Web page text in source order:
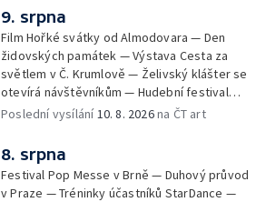
9. srpna
Film Hořké svátky od Almodovara — Den
židovských památek — Výstava Cesta za
světlem v Č. Krumlově — Želivský klášter se
otevírá návštěvníkům — Hudební festival
Vyrij u Kyjeva — Fat Dog na Pop Messe
Poslední vysílání10. 8. 2026na ČT art
8. srpna
Festival Pop Messe v Brně — Duhový průvod
v Praze — Tréninky účastníků StarDance —